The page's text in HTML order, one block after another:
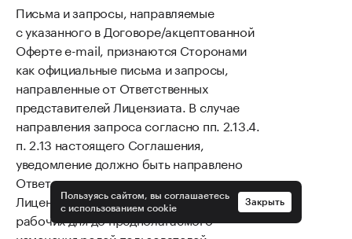
Письма и запросы, направляемые
с указанного в Договоре/акцептованной
Оферте e-mail, признаются Сторонами
как официальные письма и запросы,
направленные от Ответственных
представителей Лицензиата. В случае
направления запроса согласно пп. 2.13.4.
п. 2.13 настоящего Соглашения,
уведомление должно быть направлено
Ответственным представителем
Лицензиата не менее чем за 3 (три)
рабочих дня до предполагаемого
Пользуясь сайтом, вы соглашаетесь
с использованием cookie
Закрыть